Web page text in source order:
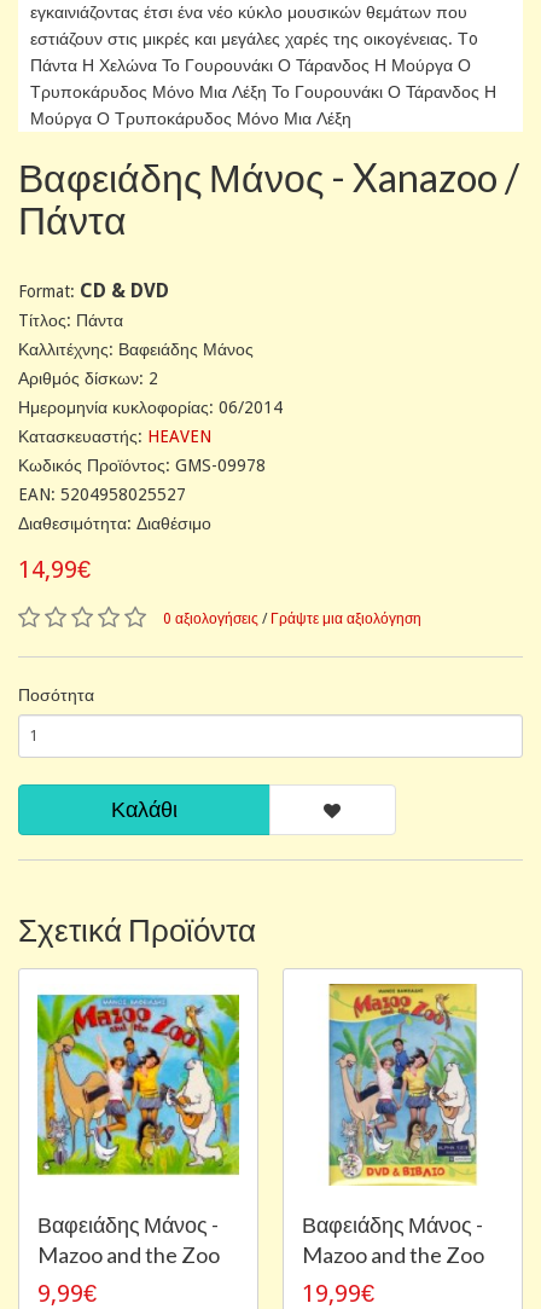
εγκαινιάζοντας έτσι ένα νέο κύκλο μουσικών θεμάτων που
εστιάζουν στις μικρές και μεγάλες χαρές της οικογένειας. Τo
Πάντα Η Χελώνα Το Γουρουνάκι Ο Τάρανδος Η Μούργα Ο
Τρυποκάρυδος Μόνο Μια Λέξη Το Γουρουνάκι Ο Τάρανδος Η
Μούργα Ο Τρυποκάρυδος Μόνο Μια Λέξη
Βαφειάδης Μάνος - Xanazoo /
Πάντα
Format: CD & DVD
Tίτλος: Πάντα
Καλλιτέχνης: Βαφειάδης Μάνος
Αριθμός δίσκων: 2
Ημερομηνία κυκλοφορίας: 06/2014
Κατασκευαστής: HEAVEN
Κωδικός Προϊόντος: GMS-09978
EAN: 5204958025527
Διαθεσιμότητα: Διαθέσιμο
14,99€
0 αξιολογήσεις / Γράψτε μια αξιολόγηση
Ποσότητα
Καλάθι
Σχετικά Προϊόντα
Βαφειάδης Μάνος -
Mazoo and the Zoo
9,99€
Βαφειάδης Μάνος -
Mazoo and the Zoo
19,99€